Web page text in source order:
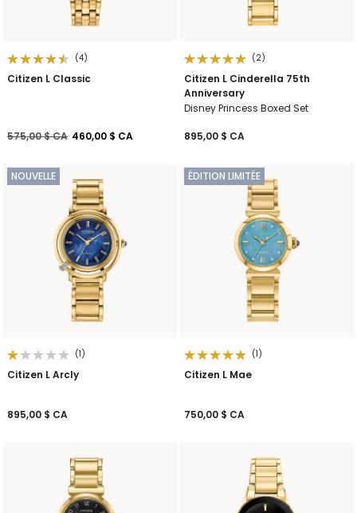
(4)
Citizen L Classic
Prix réduit de
575,00 $ CAà460,00 $ CA
(2)
Citizen L Cinderella 75th
Anniversary
Disney Princess Boxed Set
895,00 $ CA
NOUVELLE
(1)
Citizen L Arcly
895,00 $ CA
ÉDITION LIMITÉE
(1)
Citizen L Mae
750,00 $ CA